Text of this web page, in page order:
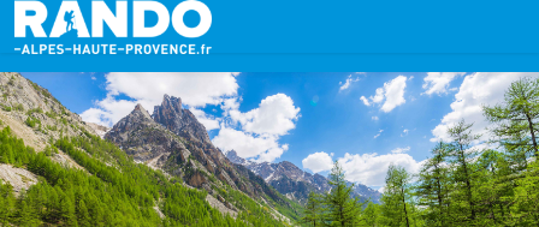
GRP® Ubaye-Viso - Etape 4 : Fouillouse - Larche